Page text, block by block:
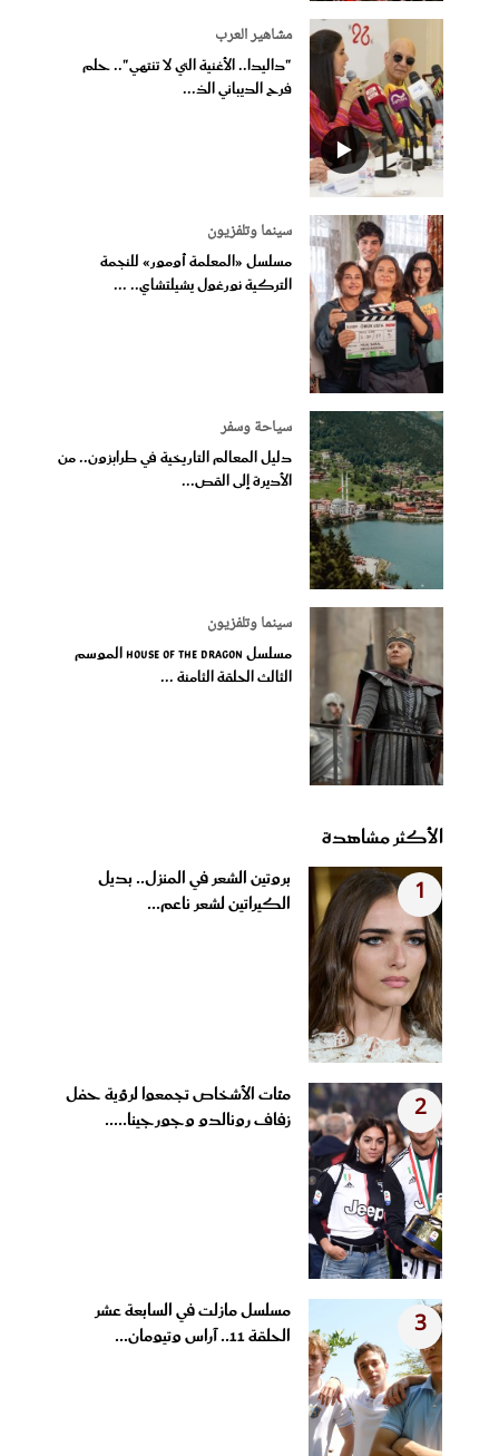
مشاهير العرب
"داليدا.. الأغنية التي لا تنتهي".. حلم
فرح الديباني الذ...
سينما وتلفزيون
مسلسل «المعلمة أومور» للنجمة
التركية نورغول يشيلتشاي.. ...
سياحة وسفر
دليل المعالم التاريخية في طرابزون.. من
الأديرة إلى القص...
سينما وتلفزيون
مسلسل House of the Dragon الموسم
الثالث الحلقة الثامنة ...
الأكثر مشاهدة
1
بروتين الشعر في المنزل.. بديل
الكيراتين لشعر ناعم...
2
مئات الأشخاص تجمعوا لرؤية حفل
زفاف رونالدو وجورجينا.....
3
مسلسل مازلت في السابعة عشر
الحلقة 11.. آراس وتيومان...